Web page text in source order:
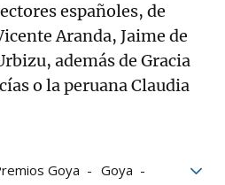
españoles, de
Aranda, Jaime de
además de Gracia
o la peruana Claudia
Goya
Goya